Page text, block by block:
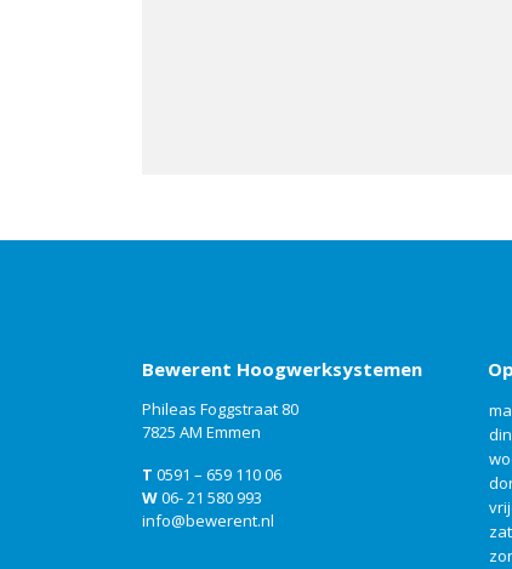
Bewerent Hoogwerksystemen
Phileas Foggstraat 80
7825 AM Emmen
T 0591 – 659 110 06
W06- 21 580 993
info@bewerent.nl